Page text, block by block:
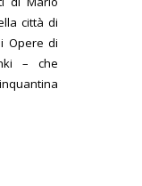
città di
Opere di
– che